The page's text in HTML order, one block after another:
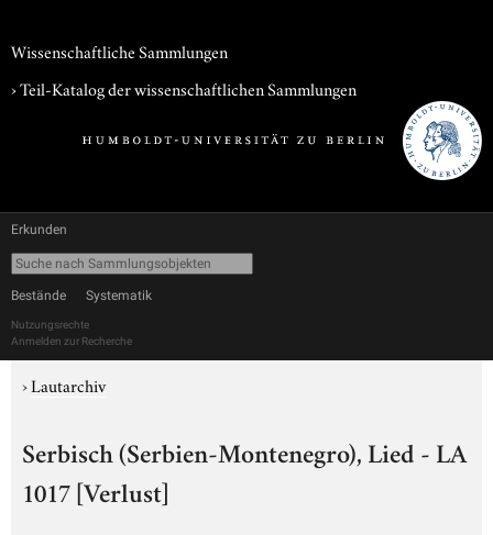
Wissenschaftliche Sammlungen
› Teil-Katalog der wissenschaftlichen Sammlungen
Erkunden
Bestände Systematik
Nutzungsrechte
Anmelden zur Recherche
›Lautarchiv
Serbisch (Serbien-Montenegro), Lied - LA
1017 [Verlust]